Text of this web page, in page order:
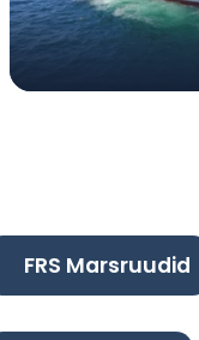
FRS Marsruudid